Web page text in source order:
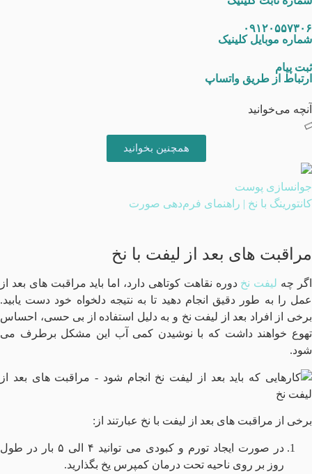
۰۹۱۲۰۵۵۷۳۰۶
شماره موبایل کلینیک
ثبت پیام
ارتباط از طریق واتساپ
آنچه می‌خوانید
همچنین بخوانید
جوانسازی پوست
کانتورینگ با نخ | راهنمای فرم‌دهی صورت
مراقبت های بعد از لیفت با نخ
اگر چه لیفت نخ دوره نقاهت کوتاهی دارد، اما باید مراقبت های بعد از
عمل را به طور دقیق انجام دهید تا به نتیجه دلخواه خود دست یابید.
برخی از افراد بعد از لیفت نخ و به دلیل استفاده از بی حسی، احساس
تهوع خواهند داشت که با نوشیدن کمی آب این مشکل برطرف می
شود.
برخی از مراقبت های بعد از لیفت با نخ عبارتند از:
در صورت ایجاد تورم و کبودی می توانید ۴ الی ۵ بار در طول
روز بر روی ناحیه تحت درمان کمپرس یخ بگذارید.